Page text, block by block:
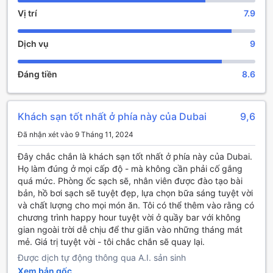
bar sang trọng và ấm cúng. Nơi đây là điểm đến lý tưởng
để thưởng thức những loại đồ uống đa dạng, từ cocktail
sáng tạo đến rượu vang thượng hạng, trong không gian
thoải mái và thân thiện. Quầy bar không chỉ là nơi để thư
lý tưởng để gặp gỡ bạn bè hoặc đồng nghiệp trong bầu
không khí sôi động và lịch sự.
Park
Tại Delta Hotels, Dubai Investment Park, khách hàng sẽ
được trải nghiệm dịch vụ phòng ốc tiện nghi và thoải mái,
đảm bảo sự hài lòng tối đa trong suốt kỳ nghỉ hoặc chuyến
công tác của mình. Dịch vụ phòng ốc luôn sẵn sàng phục
vụ 24/7, mang đến sự tiện lợi và riêng tư cho từng khách
hàng. Ngoài ra, khách còn có thể yên tâm về an ninh tài
sản của mình với các hộp đựng đồ an toàn được cung cấp
trong phòng, giúp giữ gìn những vật dụng giá trị một cách
an toàn tuyệt đối.
Khách sạn còn có dịch vụ hỗ trợ tận tình từ đội ngũ
concierge chuyên nghiệp, luôn sẵn sàng giúp đỡ với mọi
Vị trí 7.9
Dịch vụ 9
Đáng tiền 8.6
Khách sạn tốt nhất ở phía này của Dubai 9,6
Đã nhận xét vào 9 Tháng 11, 2024
Đây chắc chắn là khách sạn tốt nhất ở phía này của Dubai.
Họ làm đúng ở mọi cấp độ - mà không cần phải cố gắng
quá mức. Phòng ốc sạch sẽ, nhân viên được đào tạo bài
bản, hồ bơi sạch sẽ tuyệt đẹp, lựa chọn bữa sáng tuyệt vời
và chất lượng cho mọi món ăn. Tôi có thể thêm vào rằng có
chương trình happy hour tuyệt vời ở quầy bar với không
gian ngoài trời dễ chịu để thư giãn vào những tháng mát
mẻ. Giá trị tuyệt vời - tôi chắc chắn sẽ quay lại.
Được dịch tự động thông qua A.I. sản sinh
Xem bản gốc